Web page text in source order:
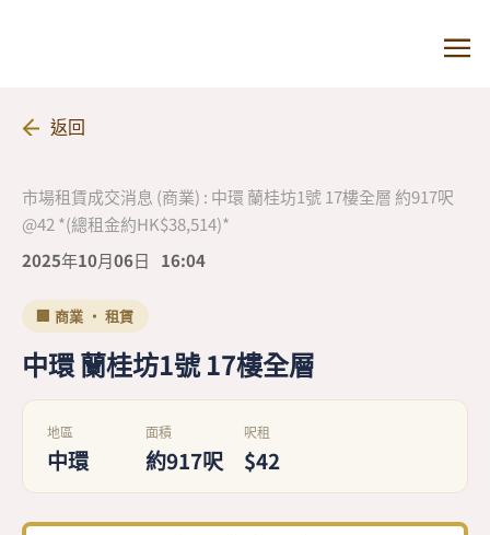
返回
市場租賃成交消息 (商業) : 中環 蘭桂坊1號 17樓全層 約917呎
@42 *(總租金約HK$38,514)*
2025年10月06日
16:04
🏢 商業 · 租賃
中環 蘭桂坊1號 17樓全層
地區
中環
面積
約917呎
呎租
$42